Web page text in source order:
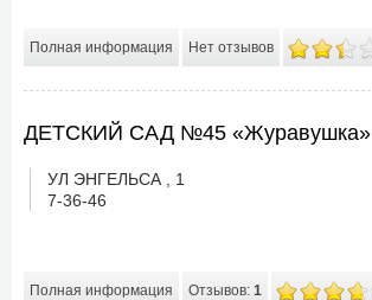
Полная информация Нет отзывов
ДЕТСКИЙ САД №45 «Журавушка»
УЛ ЭНГЕЛЬСА , 1
7-36-46
Полная информация Отзывов: 1